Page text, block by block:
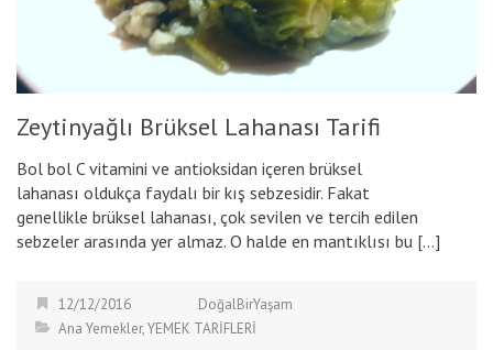
Zeytinyağlı Brüksel Lahanası Tarifi
Bol bol C vitamini ve antioksidan içeren brüksel
lahanası oldukça faydalı bir kış sebzesidir. Fakat
genellikle brüksel lahanası, çok sevilen ve tercih edilen
sebzeler arasında yer almaz. O halde en mantıklısı bu […]
12/12/2016
DoğalBirYaşam
Ana Yemekler,YEMEK TARİFLERİ